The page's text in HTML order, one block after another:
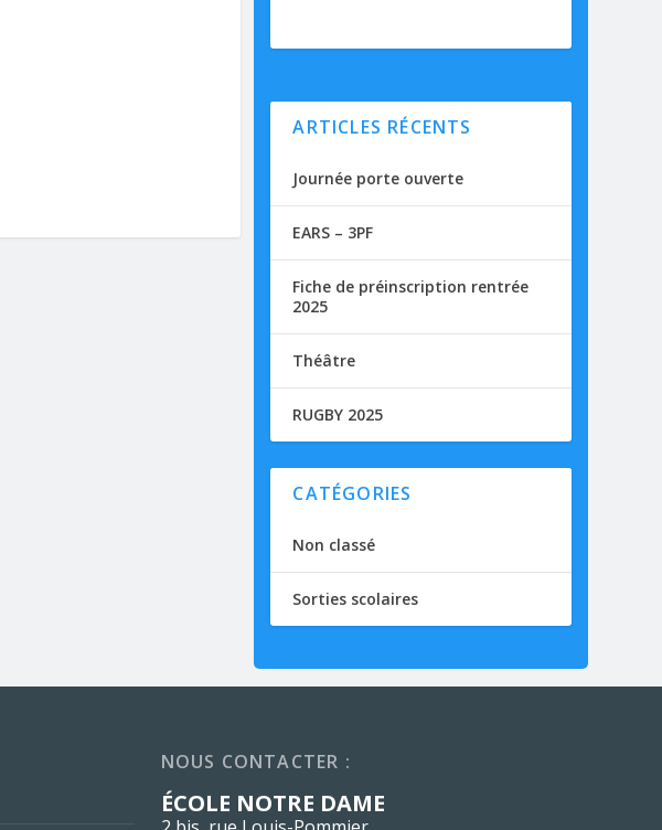
ARTICLES RÉCENTS
Journée porte ouverte
EARS – 3PF
Fiche de préinscription rentrée
2025
Théâtre
RUGBY 2025
CATÉGORIES
Non classé
Sorties scolaires
NOUS CONTACTER :
ÉCOLE NOTRE DAME